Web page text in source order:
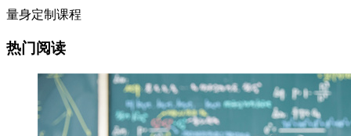
量身定制课程
热门阅读